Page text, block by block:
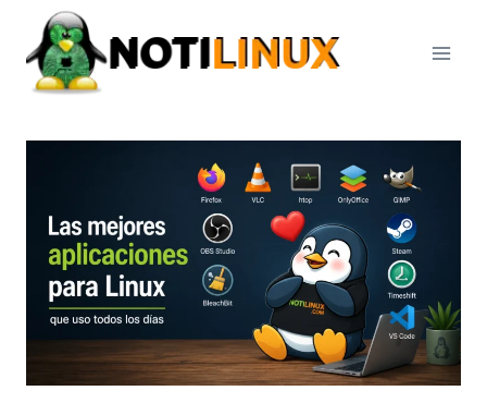
Saltar
contenido